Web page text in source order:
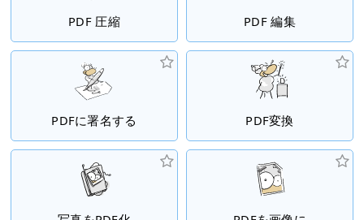
PDF 圧縮 PDF 編集
PDFに署名する PDF変換